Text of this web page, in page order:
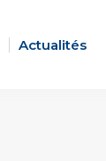
Actualités